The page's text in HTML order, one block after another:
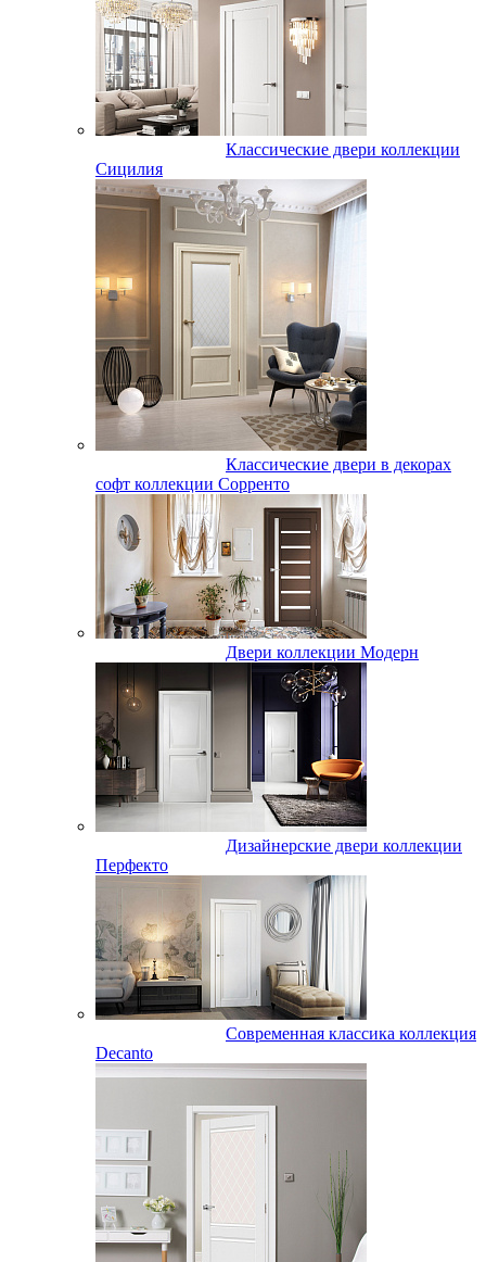
Классические двери коллекции
Сицилия
Классические двери в декорах
софт коллекции Сорренто
Двери коллекции Модерн
Дизайнерские двери коллекции
Перфекто
Современная классика коллекция
Decanto